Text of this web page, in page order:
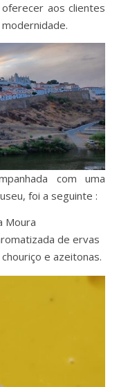
aos clientes
com uma
foi a seguinte :
Moura
de ervas
e azeitonas.